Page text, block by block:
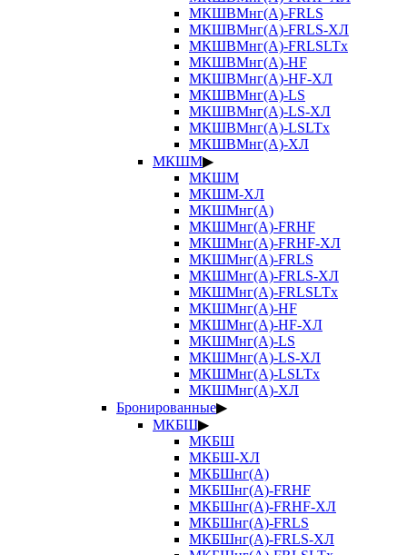
МКШВМнг(А)-FRLS
МКШВМнг(А)-FRLS-ХЛ
МКШВМнг(А)-FRLSLTx
МКШВМнг(А)-HF
МКШВМнг(А)-HF-ХЛ
МКШВМнг(А)-LS
МКШВМнг(А)-LS-ХЛ
МКШВМнг(А)-LSLTx
МКШВМнг(А)-ХЛ
МКШМ▶
МКШМ
МКШМ-ХЛ
МКШМнг(А)
МКШМнг(А)-FRHF
МКШМнг(А)-FRHF-ХЛ
МКШМнг(А)-FRLS
МКШМнг(А)-FRLS-ХЛ
МКШМнг(А)-FRLSLTx
МКШМнг(А)-HF
МКШМнг(А)-HF-ХЛ
МКШМнг(А)-LS
МКШМнг(А)-LS-ХЛ
МКШМнг(А)-LSLTx
МКШМнг(А)-ХЛ
Бронированные▶
МКБШ▶
МКБШ
МКБШ-ХЛ
МКБШнг(А)
МКБШнг(А)-FRHF
МКБШнг(А)-FRHF-ХЛ
МКБШнг(А)-FRLS
МКБШнг(А)-FRLS-ХЛ